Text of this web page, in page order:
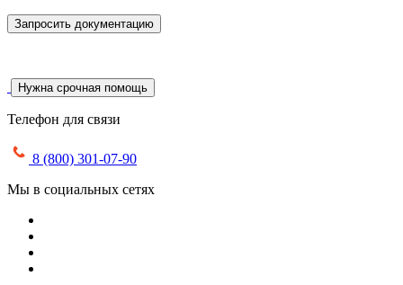
Запросить документацию
Нужна срочная помощь
Телефон для связи
8 (800) 301-07-90
Мы в социальных сетях